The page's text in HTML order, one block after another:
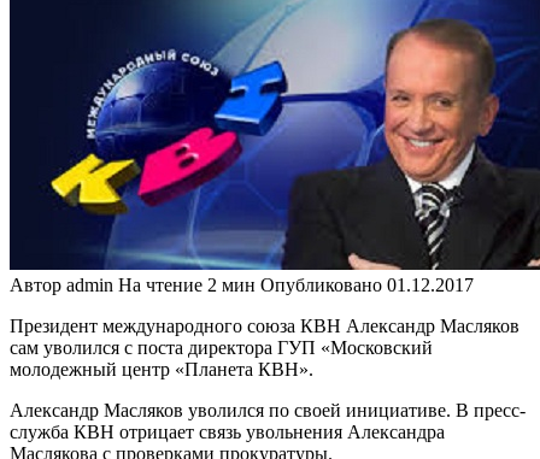
Автор admin На чтение 2 мин Опубликовано 01.12.2017
Президент международного союза КВН Александр Масляков
сам уволился с поста директора ГУП «Московский
молодежный центр «Планета КВН».
Александр Масляков уволился по своей инициативе. В пресс-
служба КВН отрицает связь увольнения Александра
Маслякова с проверками прокуратуры.